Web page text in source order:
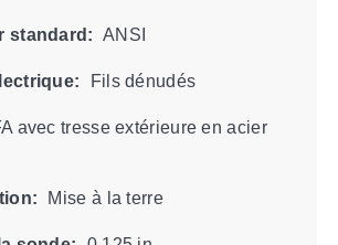
standard: ANSI
Fils dénudés
avec tresse extérieure en acier
Mise à la terre